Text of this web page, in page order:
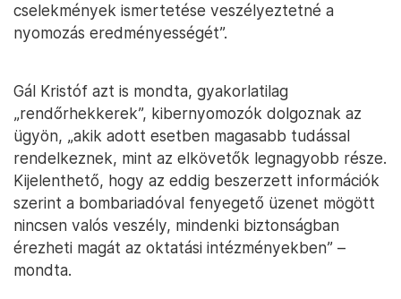
cselekmények ismertetése veszélyeztetné a
nyomozás eredményességét”.
Gál Kristóf azt is mondta, gyakorlatilag
„rendőrhekkerek”, kibernyomozók dolgoznak az
ügyön, „akik adott esetben magasabb tudással
rendelkeznek, mint az elkövetők legnagyobb része.
Kijelenthető, hogy az eddig beszerzett információk
szerint a bombariadóval fenyegető üzenet mögött
nincsen valós veszély, mindenki biztonságban
érezheti magát az oktatási intézményekben” –
mondta.